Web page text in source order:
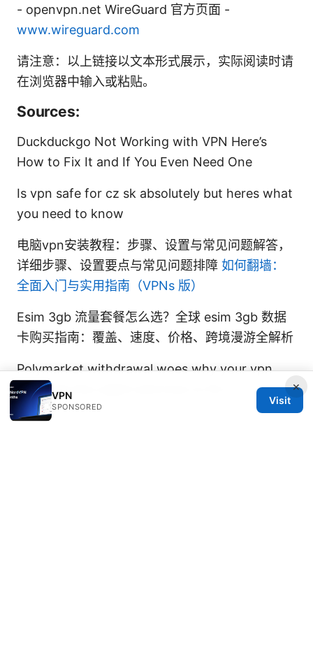
- openvpn.net WireGuard 官方页面 -
www.wireguard.com
请注意：以上链接以文本形式展示，实际阅读时请
在浏览器中输入或粘贴。
Sources:
Duckduckgo Not Working with VPN Here’s
How to Fix It and If You Even Need One
Is vpn safe for cz sk absolutely but heres what
you need to know
电脑vpn安装教程：步骤、设置与常见问题解答，
详细步骤、设置要点与常见问题排障 如何翻墙：
全面入门与实用指南（VPNs 版）
Esim 3gb 流量套餐怎么选？全球 esim 3gb 数据
卡购买指南：覆盖、速度、价格、跨境漫游全解析
Polymarket withdrawal woes why your vpn
might be the culprit and how to fix it
×
VPN
SPONSORED
Visit